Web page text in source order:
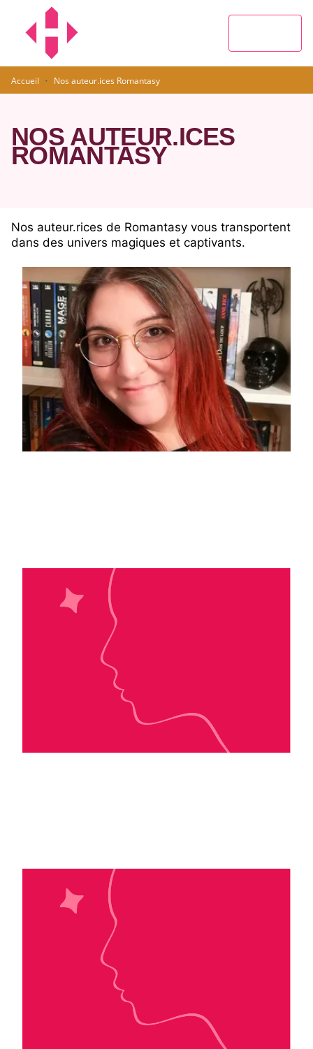
MENU
Accueil · Nos auteur.ices Romantasy
NOS AUTEUR.ICES
ROMANTASY
Nos auteur.rices de Romantasy vous transportent
dans des univers magiques et captivants.
Marion Bertoli
Robyn Stella Bligh